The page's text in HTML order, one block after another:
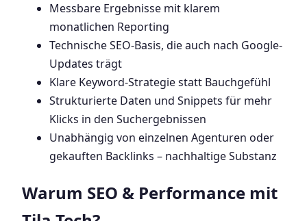
Messbare Ergebnisse mit klarem
monatlichen Reporting
Technische SEO-Basis, die auch nach Google-
Updates trägt
Klare Keyword-Strategie statt Bauchgefühl
Strukturierte Daten und Snippets für mehr
Klicks in den Suchergebnissen
Unabhängig von einzelnen Agenturen oder
gekauften Backlinks – nachhaltige Substanz
Warum SEO & Performance mit